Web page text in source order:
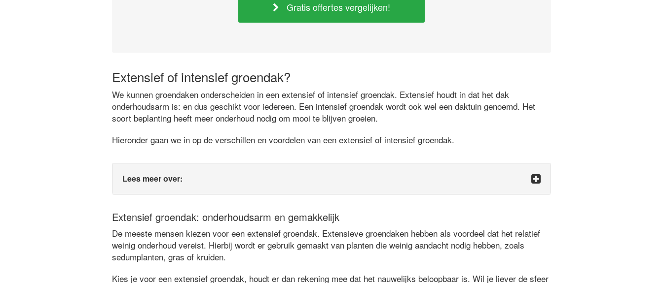
Gratis offertes vergelijken!
Extensief of intensief groendak?
We kunnen groendaken onderscheiden in een extensief of intensief groendak. Extensief houdt in dat het dak
onderhoudsarm is: en dus geschikt voor iedereen. Een intensief groendak wordt ook wel een daktuin genoemd. Het
soort beplanting heeft meer onderhoud nodig om mooi te blijven groeien.
Hieronder gaan we in op de verschillen en voordelen van een extensief of intensief groendak.
Lees meer over:
Extensief groendak: onderhoudsarm en gemakkelijk
De meeste mensen kiezen voor een extensief groendak. Extensieve groendaken hebben als voordeel dat het relatief
weinig onderhoud vereist. Hierbij wordt er gebruik gemaakt van planten die weinig aandacht nodig hebben, zoals
sedumplanten, gras of kruiden.
Kies je voor een extensief groendak, houdt er dan rekening mee dat het nauwelijks beloopbaar is. Wil je liever de sfeer